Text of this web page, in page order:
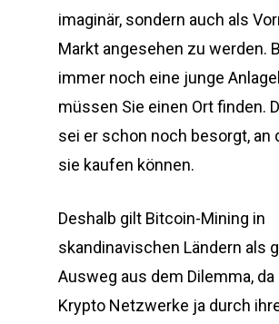
imaginär, sondern auch als
Markt angesehen zu werden.
immer noch eine junge
müssen Sie einen Ort finden.
sei er schon noch besorgt, an
sie kaufen können.
Deshalb gilt Bitcoin-Mining in
skandinavischen Ländern als
Ausweg aus dem Dilemma,
Krypto Netzwerke ja durch